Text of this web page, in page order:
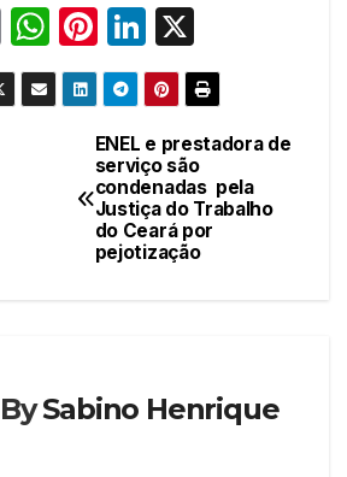
E
m
ail
W
h
at
Pi
nt
er
e
st
Li
n
k
e
dI
n
ENEL e prestadora de
serviço são
condenadas pela
Justiça do Trabalho
do Ceará por
pejotização
BySabino Henrique